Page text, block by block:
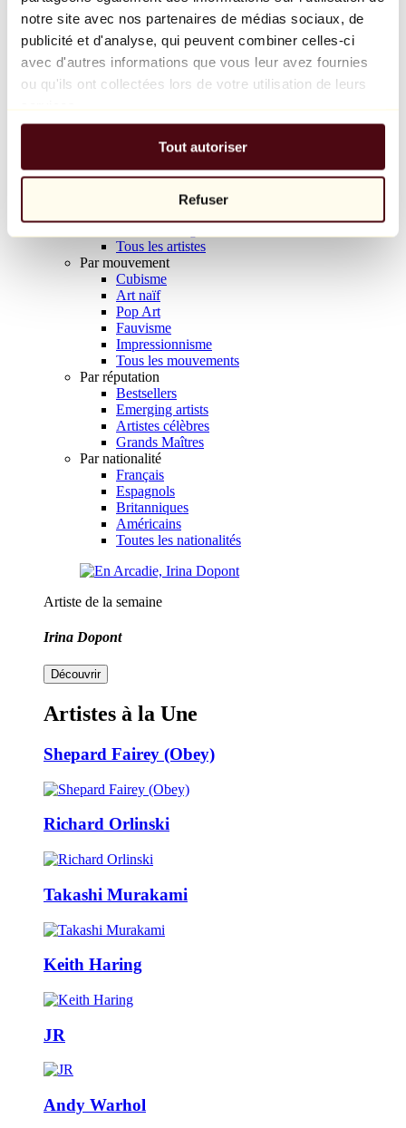
notre site avec nos partenaires de médias sociaux, de
publicité et d'analyse, qui peuvent combiner celles-ci
avec d'autres informations que vous leur avez fournies
ou qu'ils ont collectées lors de votre utilisation de leurs
Tout autoriser
Refuser
Balloon Dog (Orange)
Jeff Koons
10 000 €
Parcourir
Tous les sculpteurs
Tous les photographes
Tous les artistes
Par mouvement
Cubisme
Art naïf
Pop Art
Fauvisme
Impressionnisme
Tous les mouvements
Par réputation
Bestsellers
Emerging artists
Artistes célèbres
Grands Maîtres
Par nationalité
Français
Espagnols
Britanniques
Américains
Toutes les nationalités
Artiste de la semaine
Irina Dopont
Découvrir
Artistes à la Une
Shepard Fairey (Obey)
Richard Orlinski
Takashi Murakami
Keith Haring
JR
Andy Warhol